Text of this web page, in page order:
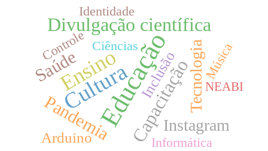
Educação
Cultura
Ensino
Divulgação científica
Capacitação
Pandemia
Saúde Tecnologia
Instagram
Arduino
Inclusão Música
Controle Ciências
Informática
Identidade
NEABI